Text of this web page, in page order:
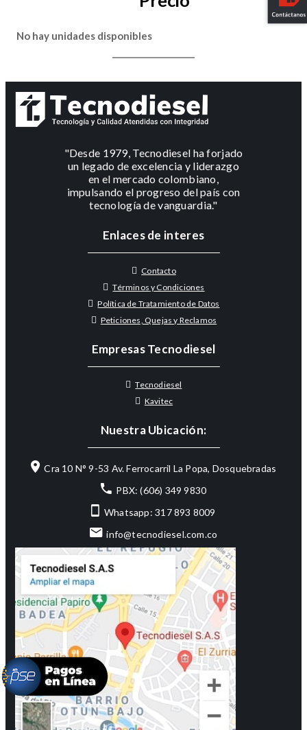
No hay unidades disponibles
"Desde 1979, Tecnodiesel ha forjado
un legado de excelencia y liderazgo
en el mercado colombiano,
impulsando el progreso del país con
tecnología de vanguardia."
Enlaces de interes
Contacto
Términos y Condiciones
Política de Tratamiento de Datos
Peticiones, Quejas y Reclamos
Empresas Tecnodiesel
Tecnodiesel
Kavitec
Nuestra Ubicación:
Cra 10 N° 9-53 Av. Ferrocarril La Popa, Dosquebradas
PBX: (606) 349 9830
Whatsapp: 317 893 8009
info@tecnodiesel.com.co